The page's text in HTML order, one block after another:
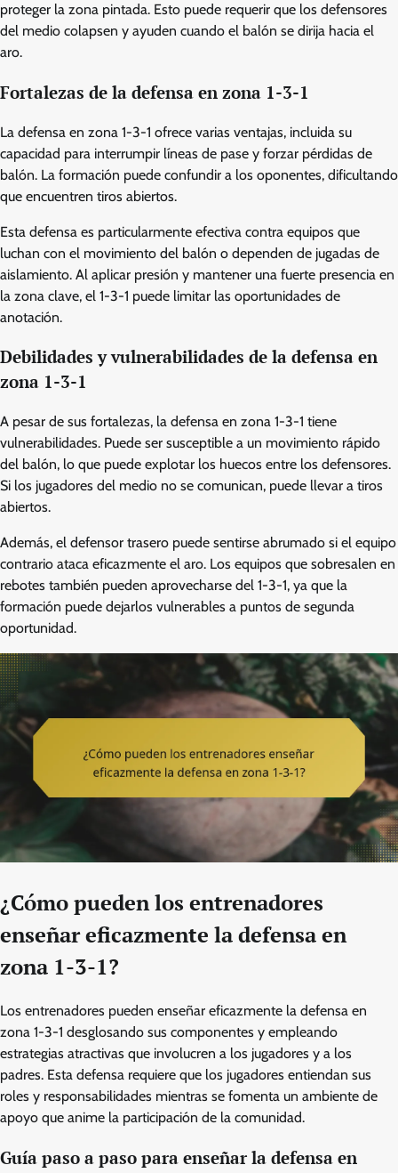
proteger la zona pintada. Esto puede requerir que los defensores
del medio colapsen y ayuden cuando el balón se dirija hacia el
aro.
Fortalezas de la defensa en zona 1-3-1
La defensa en zona 1-3-1 ofrece varias ventajas, incluida su
capacidad para interrumpir líneas de pase y forzar pérdidas de
balón. La formación puede confundir a los oponentes, dificultando
que encuentren tiros abiertos.
Esta defensa es particularmente efectiva contra equipos que
luchan con el movimiento del balón o dependen de jugadas de
aislamiento. Al aplicar presión y mantener una fuerte presencia en
la zona clave, el 1-3-1 puede limitar las oportunidades de
anotación.
Debilidades y vulnerabilidades de la defensa en
zona 1-3-1
A pesar de sus fortalezas, la defensa en zona 1-3-1 tiene
vulnerabilidades. Puede ser susceptible a un movimiento rápido
del balón, lo que puede explotar los huecos entre los defensores.
Si los jugadores del medio no se comunican, puede llevar a tiros
abiertos.
Además, el defensor trasero puede sentirse abrumado si el equipo
contrario ataca eficazmente el aro. Los equipos que sobresalen en
rebotes también pueden aprovecharse del 1-3-1, ya que la
formación puede dejarlos vulnerables a puntos de segunda
oportunidad.
¿Cómo pueden los entrenadores
enseñar eficazmente la defensa en
zona 1-3-1?
Los entrenadores pueden enseñar eficazmente la defensa en
zona 1-3-1 desglosando sus componentes y empleando
estrategias atractivas que involucren a los jugadores y a los
padres. Esta defensa requiere que los jugadores entiendan sus
roles y responsabilidades mientras se fomenta un ambiente de
apoyo que anime la participación de la comunidad.
Guía paso a paso para enseñar la defensa en